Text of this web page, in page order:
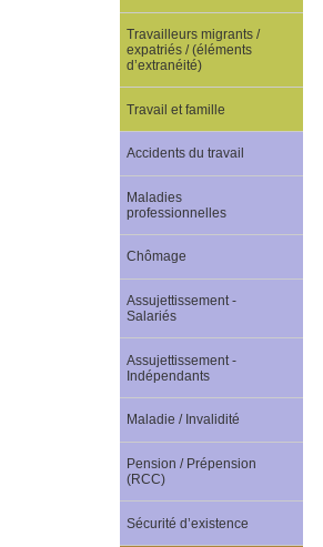
Travailleurs migrants /
expatriés / (éléments
d’extranéité)
Travail et famille
Accidents du travail
Maladies
professionnelles
Chômage
Assujettissement -
Salariés
Assujettissement -
Indépendants
Maladie / Invalidité
Pension / Prépension
(RCC)
Sécurité d’existence